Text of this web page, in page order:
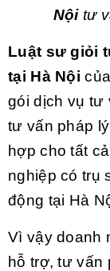
Nộitư
Luật sư giỏi
tại Hà Nội
gói dịch vụ tư
tư vấn pháp
hợp cho tất
nghiệp có trụ
động tại Hà
Vì vậy doanh
hỗ trợ, tư vấn